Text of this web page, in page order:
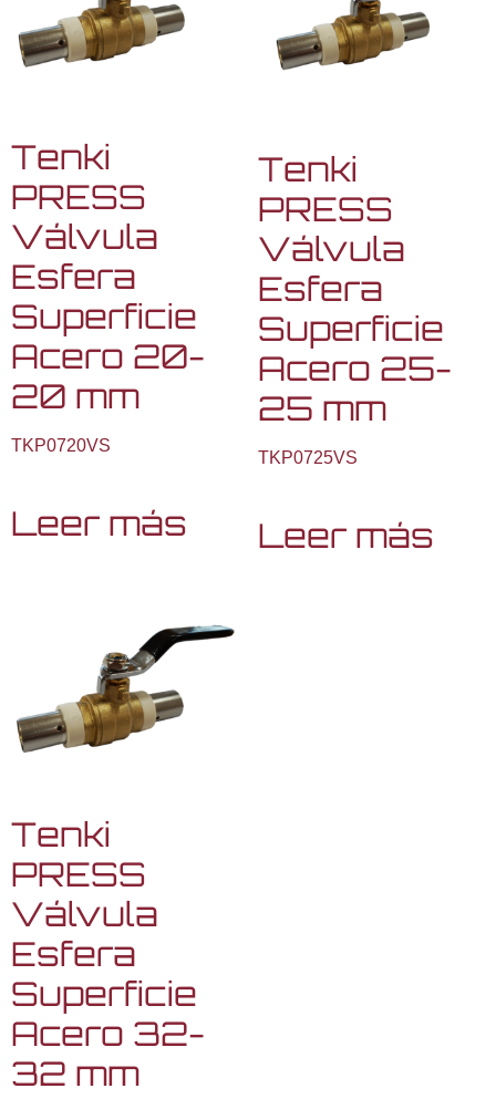
Tenki
PRESS
Válvula
Esfera
Superficie
Acero 20-
20 mm
TKP0720VS
Leer más
Tenki
PRESS
Válvula
Esfera
Superficie
Acero 25-
25 mm
TKP0725VS
Leer más
Tenki
PRESS
Válvula
Esfera
Superficie
Acero 32-
32 mm